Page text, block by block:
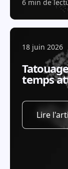
6 min de
18 juin 2026
temps
Lire